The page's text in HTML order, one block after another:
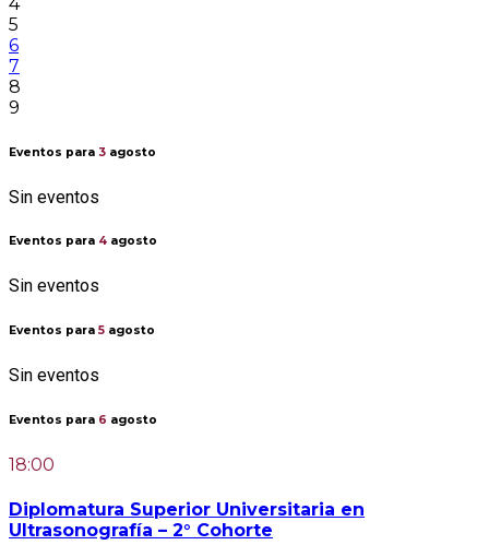
5
6
7
8
9
Eventos para 3 agosto
Sin eventos
Eventos para 4 agosto
Sin eventos
Eventos para 5 agosto
Sin eventos
Eventos para 6 agosto
18:00
Diplomatura Superior Universitaria en
Ultrasonografía – 2° Cohorte